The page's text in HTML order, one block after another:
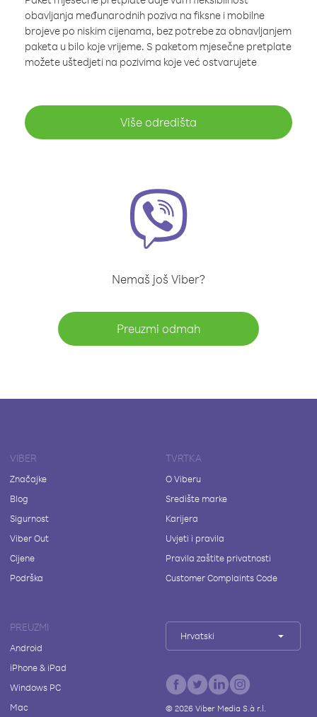
obavljanja međunarodnih poziva na fiksne i mobilne
brojeve po niskim cijenama, bez potrebe za obnavljanjem
paketa u bilo koje vrijeme. S paketom mjesečne pretplate
možete uštedjeti na pozivima koje već ostvarujete
Više odredišta
Nemaš još Viber?
Preuzmi odmah
VIBER
Značajke
Blog
Sigurnost
Viber Out
Cijene
Podrška
TVRTKA
O Viberu
Središte marke
Karijera
Uvjeti i pravila
Pravila zaštite privatnosti
Customer Complaints Code
PREUZMI
Android
iPhone & iPad
Windows PC
Mac
Hrvatski
© 2026Viber Media S.à r.l.